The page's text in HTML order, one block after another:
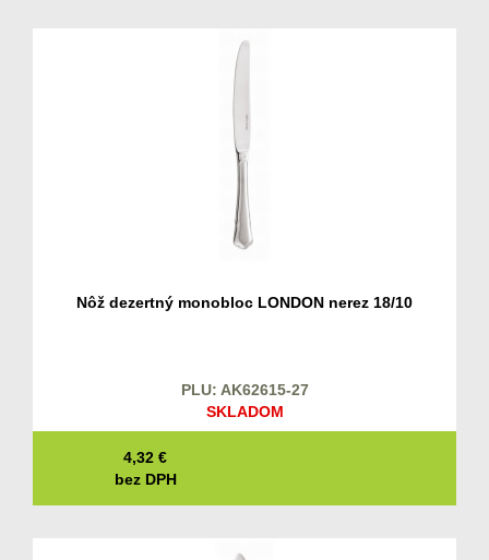
Nôž dezertný monobloc LONDON nerez 18/10
PLU: AK62615-27
SKLADOM
4,32 €
bez DPH